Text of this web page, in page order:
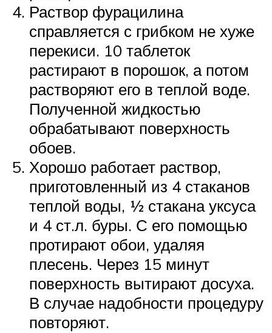
Раствор фурацилина
справляется с грибком не хуже
перекиси. 10 таблеток
растирают в порошок, а потом
растворяют его в теплой воде.
Полученной жидкостью
обрабатывают поверхность
обоев.
Хорошо работает раствор,
приготовленный из 4 стаканов
теплой воды, ½ стакана уксуса
и 4 ст.л. буры. С его помощью
протирают обои, удаляя
плесень. Через 15 минут
поверхность вытирают досуха.
В случае надобности процедуру
повторяют.